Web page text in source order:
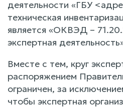
деятельности «ГБУ
техническая
является «ОКВЭД –
экспертная
Вместе с тем, круг
распоряжением
ограничен, за
чтобы экспертная